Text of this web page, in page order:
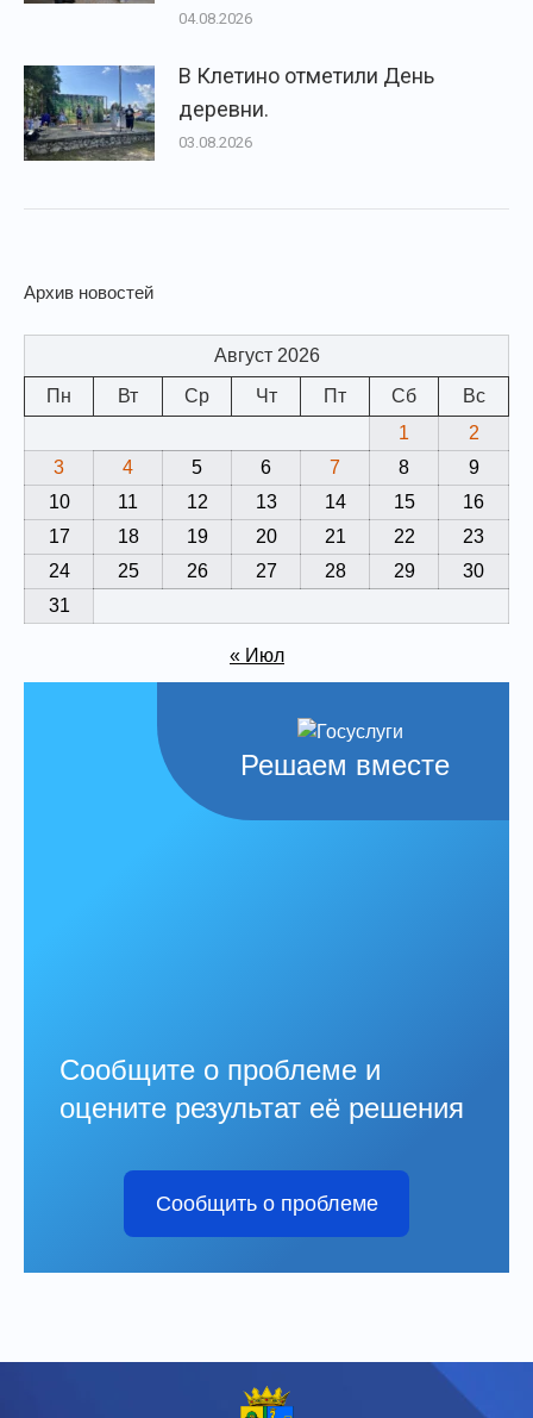
04.08.2026
В Клетино отметили День
деревни.
03.08.2026
Архив новостей
Август 2026
Пн
Вт Ср Чт Пт Сб
Вс
1
2
3
4 5 6 7 8
9
10
11 12 13 14 15
16
17
18 19 20 21 22
23
24
25 26 27 28 29
30
31
« Июл
Решаем вместе
Сообщите о проблеме и
оцените результат её решения
Сообщить о проблеме